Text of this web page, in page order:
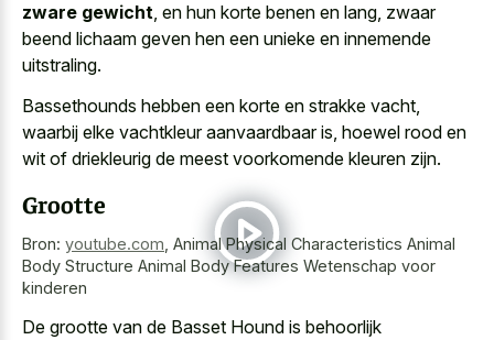
zware gewicht, en hun korte benen en lang, zwaar
beend lichaam geven hen een unieke en innemende
uitstraling.
Bassethounds hebben een korte en strakke vacht,
waarbij elke vachtkleur aanvaardbaar is, hoewel rood en
wit of driekleurig de meest voorkomende kleuren zijn.
Grootte
Bron: youtube.com Animal Physical Characteristics Animal
Body Structure Animal Body Features Wetenschap voor
kinderen
De grootte van de Basset Hound is behoorlijk